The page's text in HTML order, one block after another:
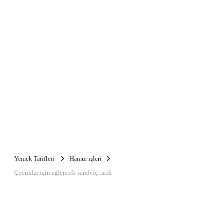
Yemek Tarifleri
Hamur işleri
Çocuklar için eğlenceli sandviç tarifi